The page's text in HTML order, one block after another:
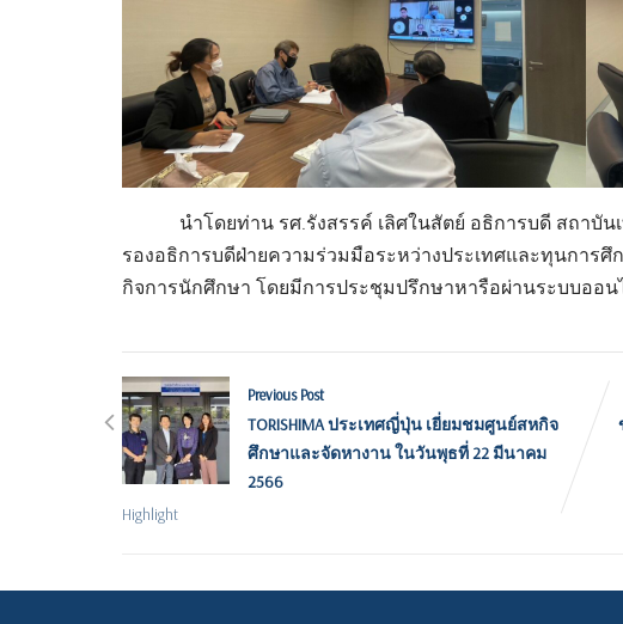
นำโดยท่าน รศ.รังสรรค์ เลิศในสัตย์ อธิการบดี สถาบั
รองอธิการบดีฝ่ายความร่วมมือระหว่างประเทศและทุนกา
กิจการนักศึกษา โดยมีการประชุมปรึกษาหารือผ่านระบบออน
Previous Post
TORISHIMA ประเทศญี่ปุ่น เยี่ยมชมศูนย์สหกิจ
ศึกษาและจัดหางาน ในวันพุธที่ 22 มีนาคม
2566
Highlight